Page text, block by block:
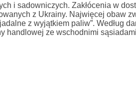
i sadowniczych. Zakłócenia w
z Ukrainy. Najwięcej obaw
z wyjątkiem paliw”. Według
handlowej ze wschodnimi